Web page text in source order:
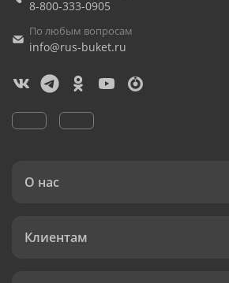
8-800-333-0905
По любым вопросам
info@rus-buket.ru
О нас
Клиентам